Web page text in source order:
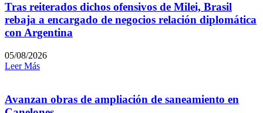
Tras reiterados dichos ofensivos de Milei, Brasil
rebaja a encargado de negocios relación diplomática
con Argentina
05/08/2026
Leer Más
Avanzan obras de ampliación de saneamiento en